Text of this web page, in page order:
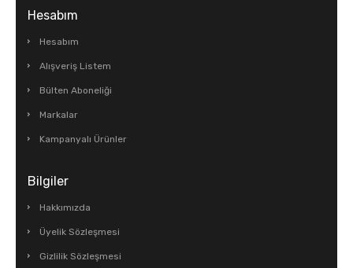
Hesabım
Hesabım
Alışveriş Listem
Bülten Aboneliği
Markalar
Kampanyalı Ürünler
Bilgiler
Hakkımızda
Üyelik Sözleşmesi
Gizlilik Sözleşmesi